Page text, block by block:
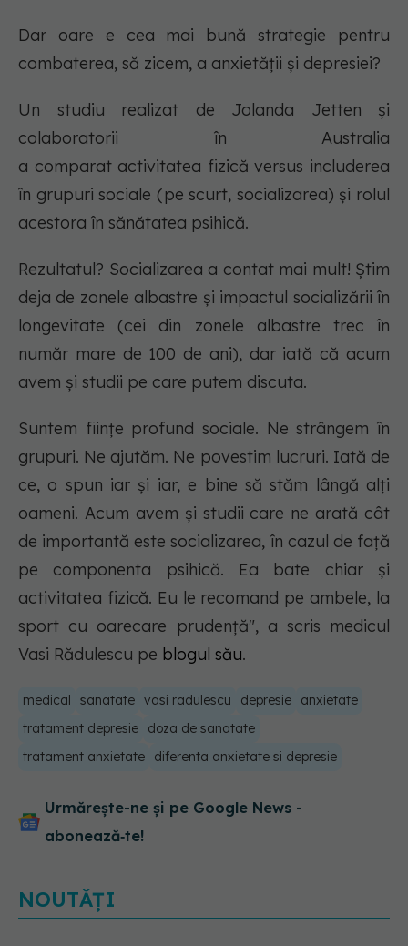
Dar oare e cea mai bună strategie pentru
combaterea, să zicem, a anxietății și depresiei?
Un studiu realizat de Jolanda Jetten și
colaboratorii în Australia
a comparat activitatea fizică versus includerea
în grupuri sociale (pe scurt, socializarea) și rolul
acestora în sănătatea psihică.
Rezultatul? Socializarea a contat mai mult! Știm
deja de zonele albastre și impactul socializării în
longevitate (cei din zonele albastre trec în
număr mare de 100 de ani), dar iată că acum
avem și studii pe care putem discuta.
Suntem ființe profund sociale. Ne strângem în
grupuri. Ne ajutăm. Ne povestim lucruri. Iată de
ce, o spun iar și iar, e bine să stăm lângă alți
oameni. Acum avem și studii care ne arată cât
de importantă este socializarea, în cazul de față
pe componenta psihică. Ea bate chiar și
activitatea fizică. Eu le recomand pe ambele, la
sport cu oarecare prudență", a scris medicul
Vasi Rădulescu pe blogul său.
medical sanatate vasi radulescu depresie
anxietate
tratament depresie
doza de sanatate
tratament anxietate
diferenta anxietate si depresie
Urmărește-ne și pe Google News -
abonează‑te!
NOUTĂȚI